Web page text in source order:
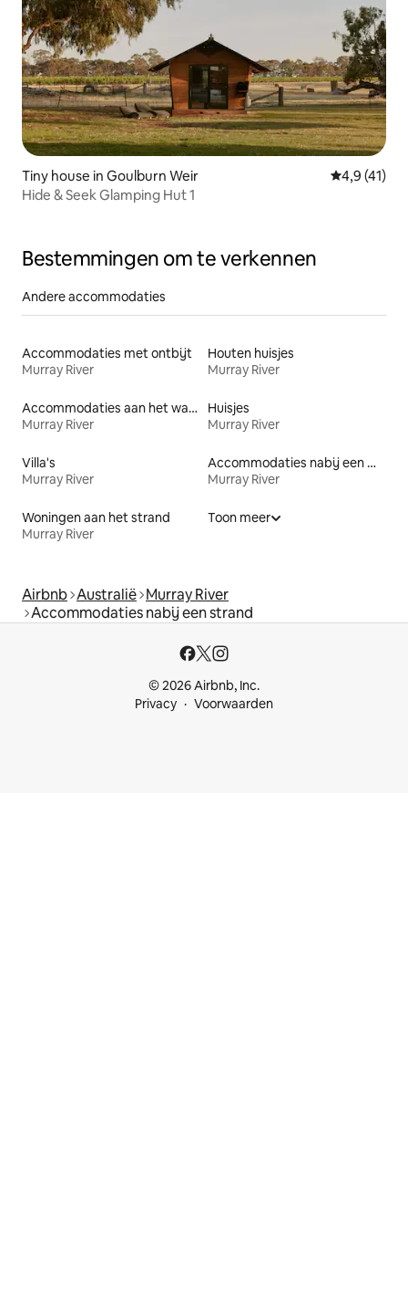
Tiny house in Goulburn Weir
4,9 (41)
Hide & Seek Glamping Hut 1
Bestemmingen om te verkennen
Andere accommodaties
Accommodaties met ontbijt
Murray River
Houten huisjes
Murray River
Accommodaties aan het water
Murray River
Huisjes
Murray River
Villa's
Murray River
Accommodaties nabij een meer
Murray River
Woningen aan het strand
Murray River
Toon meer
Airbnb Australië Murray River
Accommodaties nabij een strand
© 2026 Airbnb, Inc.
Privacy
Voorwaarden